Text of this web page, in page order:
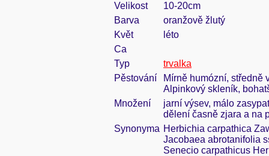
Velikost
10-20cm
Barva
oranžově žlutý
Květ
léto
Ca
Typ
trvalka
Pěstování
Mírně humózní, středně
Alpinkový skleník,
Množení
jarní výsev, málo
dělení časně zjara a na
Synonyma Herbichia carpathica
Jacobaea abrotanifolia
Senecio carpathicus